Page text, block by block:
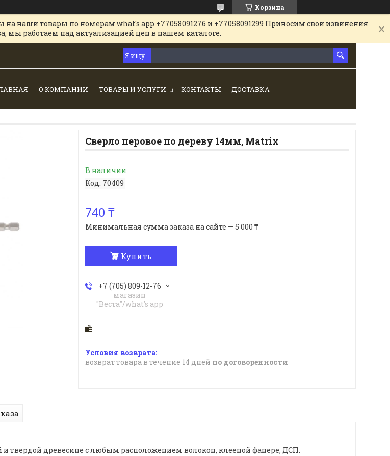
Корзина
наши товары по номерам what's app +77058091276 и +77058091299 Приносим свои извинения
мы работаем над актуализацией цен в нашем каталоге.
О КОМПАНИИ ТОВАРЫ И УСЛУГИ КОНТАКТЫ ДОСТАВКА
Сверло перовое по дереву 14мм, Matrix
В наличии
Код: 70409
740 ₸
Минимальная сумма заказа на сайте — 5 000 ₸
Купить
+7 (705) 809-12-76
магазин
"Веста"/what's app
возврат товара в течение 14 дней по договоренности
твердой древесине с любым расположением волокон, клееной фанере, ДСП.